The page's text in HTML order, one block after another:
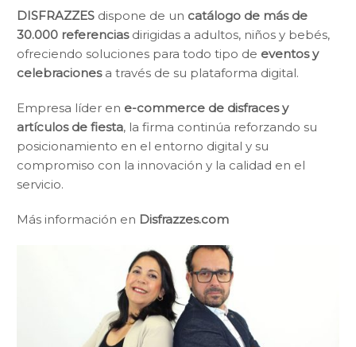
DISFRAZZES dispone de un catálogo de más de
30.000 referenciasdirigidas a adultos, niños y bebés,
ofreciendo soluciones para todo tipo de eventos y
celebracionesa través de su plataforma digital.
Empresa líder en e-commerce de disfraces y
artículos de fiesta, la firma continúa reforzando su
posicionamiento en el entorno digital y su
compromiso con la innovación y la calidad en el
servicio.
Más información en Disfrazzes.com